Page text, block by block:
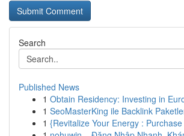
Search
Published News
1 Obtain Residency: Investing in
1 SeoMasterKing ile Backlink
1 {Revitalize Your Energy :